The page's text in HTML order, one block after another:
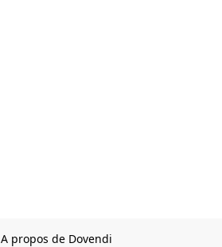
A propos de Dovendi